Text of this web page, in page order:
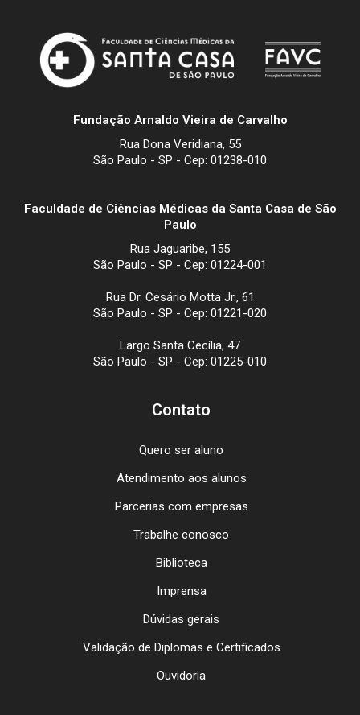
Fundação Arnaldo Vieira de Carvalho
Rua Dona Veridiana, 55
São Paulo - SP - Cep: 01238-010
Faculdade de Ciências Médicas da Santa Casa de São
Paulo
Rua Jaguaribe, 155
São Paulo - SP - Cep: 01224-001
Rua Dr. Cesário Motta Jr., 61
São Paulo - SP - Cep: 01221-020
Largo Santa Cecília, 47
São Paulo - SP - Cep: 01225-010
Contato
Quero ser aluno
Atendimento aos alunos
Parcerias com empresas
Trabalhe conosco
Biblioteca
Imprensa
Dúvidas gerais
Validação de Diplomas e Certificados
Ouvidoria